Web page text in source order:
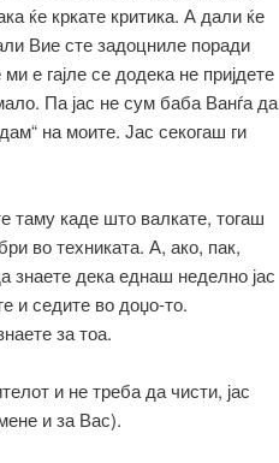
ќе кркате критика. А дали ќе
Вие сте задоцниле поради
е гајле се додека не пријдете
Па јас не сум баба Ванѓа да
на моите. Јас секогаш ги
таму каде што валкате, тогаш
во техниката. А, ако, пак,
знаете дека еднаш неделно јас
и седите во доџо-то.
за тоа.
и не треба да чисти, јас
и за Вас).